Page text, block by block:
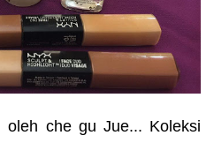
oleh che gu Jue... Koleksi